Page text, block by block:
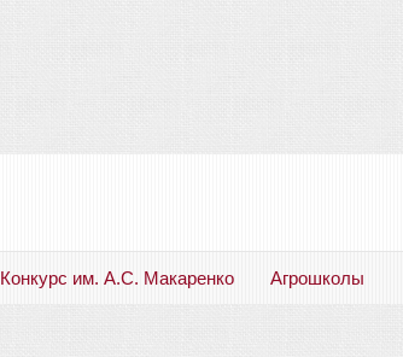
Конкурс им. А.С. Макаренко Агрошколы